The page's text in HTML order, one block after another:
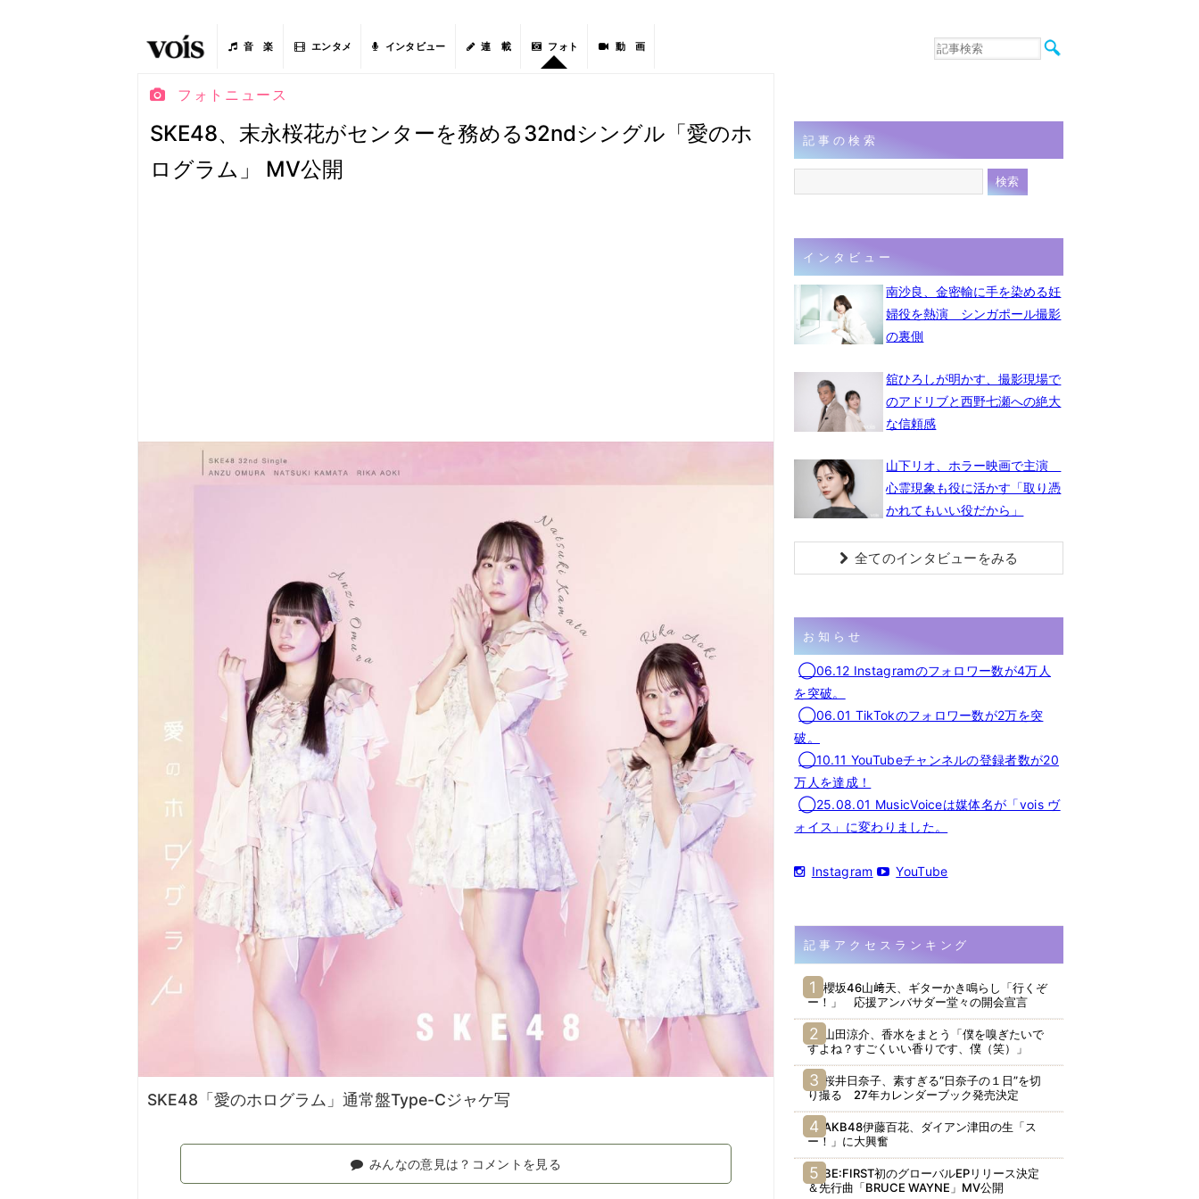
音 楽 エンタメ インタビュー 連 載 フォト 動 画
音楽
連載
フォト
フォトニュース
SKE48、末永桜花がセンターを務める32ndシングル「愛のホ
ログラム」 MV公開
SKE48「愛のホログラム」通常盤Type-Cジャケ写
みんなの意見は？コメントを見る
記事の検索
インタビュー
南沙良、金密輸に手を染める妊
婦役を熱演 シンガポール撮影
の裏側
舘ひろしが明かす、撮影現場で
のアドリブと西野七瀬への絶大
な信頼感
山下リオ、ホラー映画で主演
心霊現象も役に活かす「取り憑
かれてもいい役だから」
全てのインタビューをみる
お知らせ
◯06.12 Instagramのフォロワー数が4万人
を突破。
◯06.01 TikTokのフォロワー数が2万を突
破。
◯10.11 YouTubeチャンネルの登録者数が20
万人を達成！
◯25.08.01 MusicVoiceは媒体名が「vois ヴ
ォイス」に変わりました。
Instagram YouTube
記事アクセスランキング
櫻坂46山﨑天、ギターかき鳴らし「行くぞ
ー！」 応援アンバサダー堂々の開会宣言
山田涼介、香水をまとう「僕を嗅ぎたいで
すよね？すごくいい香りです、僕（笑）」
桜井日奈子、素すぎる“日奈子の１日”を切
り撮る 27年カレンダーブック発売決定
AKB48伊藤百花、ダイアン津田の生「ス
ー！」に大興奮
BE:FIRST初のグローバルEPリリース決定
＆先行曲「BRUCE WAYNE」MV公開